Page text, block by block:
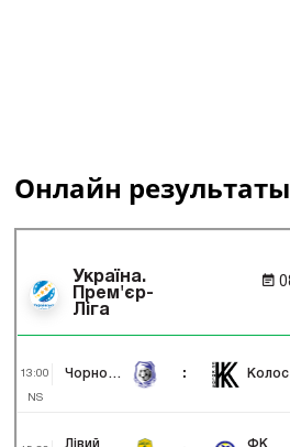
Онлайн результаты